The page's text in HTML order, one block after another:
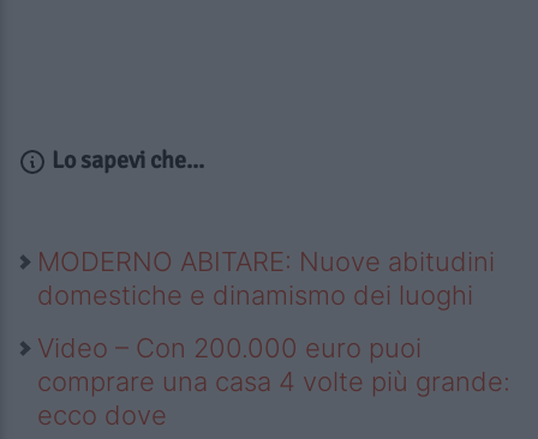
Lo sapevi che...
MODERNO ABITARE: Nuove abitudini
domestiche e dinamismo dei luoghi
Video – Con 200.000 euro puoi
comprare una casa 4 volte più grande:
ecco dove